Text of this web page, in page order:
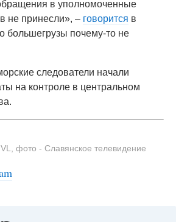
в уполномоченные
не принесли», – говорится в
большегрузы почему-то не
следователи начали
на контроле в центральном
фото - Славянское телевидение